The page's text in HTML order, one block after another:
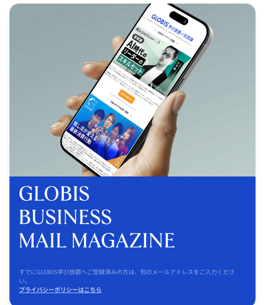
すでにGLOBIS学び放題へご登録済みの方は、別のメールアドレスをご入力くださ
い。
プライバシーポリシーはこちら